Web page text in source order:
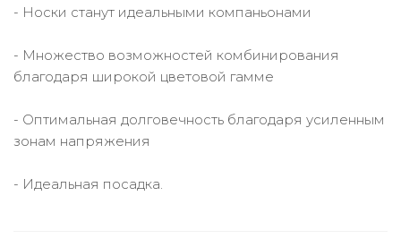
- Носки станут идеальными компаньонами
- Множество возможностей комбинирования
благодаря широкой цветовой гамме
- Оптимальная долговечность благодаря усиленным
зонам напряжения
- Идеальная посадка.